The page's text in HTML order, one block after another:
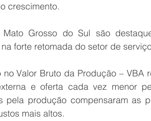
crescimento.
Grosso do Sul são
forte retomada do setor de
Valor Bruto da Produção – VBA
e oferta cada vez menor
pela produção compensaram as
mais altos.